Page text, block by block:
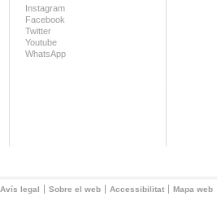
Instagram
Facebook
Twitter
Youtube
WhatsApp
Avís legal Sobre el web Accessibilitat Mapa web